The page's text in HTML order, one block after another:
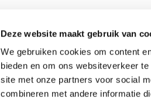
Deze website maakt gebruik van
We gebruiken cookies om content
bieden en om ons websiteverkeer
site met onze partners voor social
combineren met andere informatie